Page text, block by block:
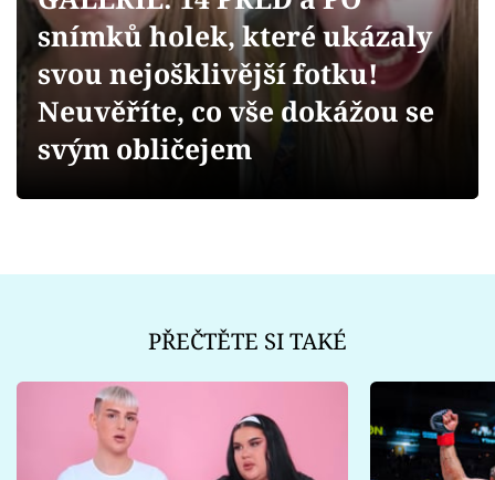
Videa
Sledujte prima+
snímků holek, které ukázaly
svou nejošklivější fotku!
Neuvěříte, co vše dokážou se
svým obličejem
PŘEČTĚTE SI TAKÉ